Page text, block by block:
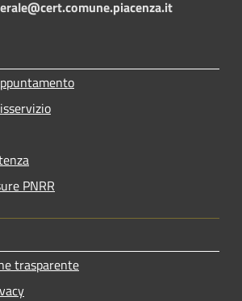
PNRR
trasparente